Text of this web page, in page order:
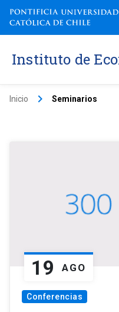
Instituto de
Inicio keyboard_arrow_right Seminarios
19 AGO
Conferencias